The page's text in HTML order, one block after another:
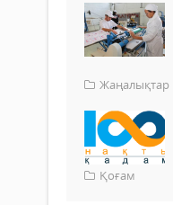
Жаңалықтар
Қоғам